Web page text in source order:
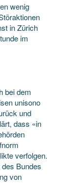
wenig
in Zürich
im
bei dem
unisono
und
dass «in
verfolgen.
Bundes
von